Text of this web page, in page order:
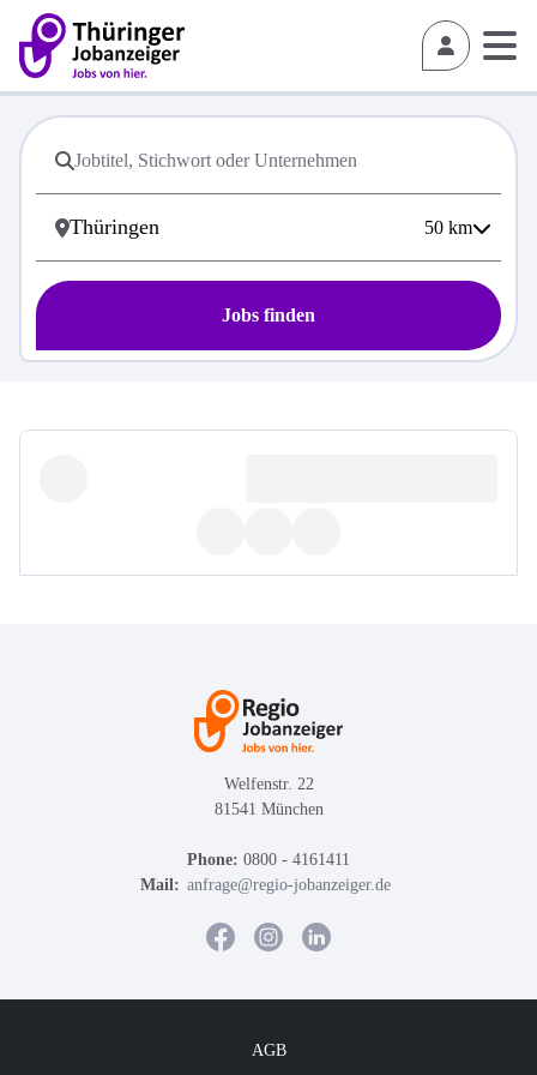
50 km
Jobs finden
Welfenstr. 22
81541 München
Phone: 0800 - 4161411
Mail: anfrage@regio-jobanzeiger.de
AGB